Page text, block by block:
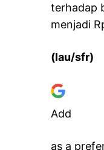
terhadap
menjadi
(lau/sfr)
Add
as a